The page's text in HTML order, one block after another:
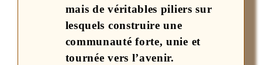
mais de véritables piliers sur
lesquels construire une
communauté forte, unie et
tournée vers l’avenir.